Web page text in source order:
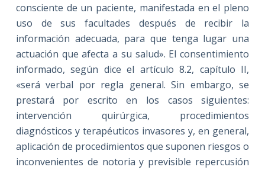
consciente de un paciente, manifestada en el pleno
uso de sus facultades después de recibir la
información adecuada, para que tenga lugar una
actuación que afecta a su salud». El consentimiento
informado, según dice el artículo 8.2, capítulo II,
«será verbal por regla general. Sin embargo, se
prestará por escrito en los casos siguientes:
intervención quirúrgica, procedimientos
diagnósticos y terapéuticos invasores y, en general,
aplicación de procedimientos que suponen riesgos o
inconvenientes de notoria y previsible repercusión